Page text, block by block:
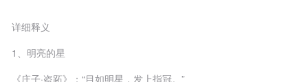
详细释义
1、明亮的星
《庄子·盗跖》：“目如明星，发上指冠。”